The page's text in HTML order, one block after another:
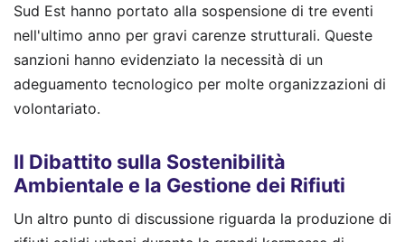
Sud Est hanno portato alla sospensione di tre eventi
nell'ultimo anno per gravi carenze strutturali. Queste
sanzioni hanno evidenziato la necessità di un
adeguamento tecnologico per molte organizzazioni di
volontariato.
Il Dibattito sulla Sostenibilità
Ambientale e la Gestione dei Rifiuti
Un altro punto di discussione riguarda la produzione di